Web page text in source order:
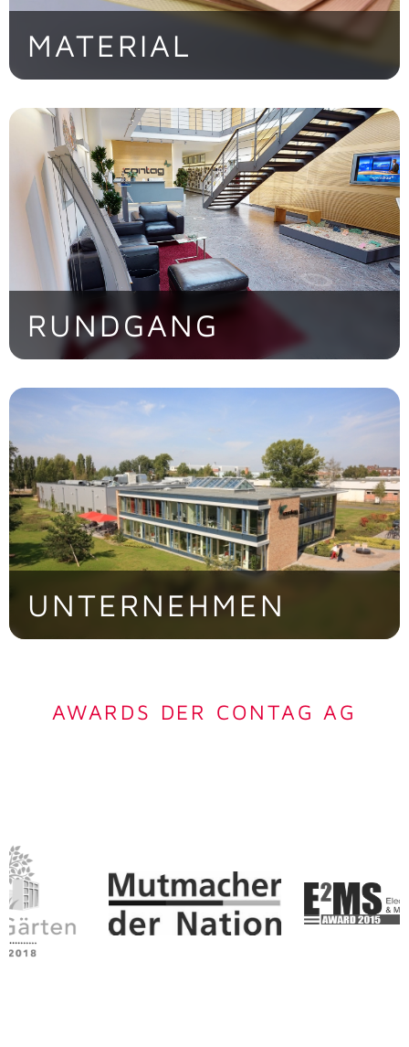
MATERIAL
Von Standard-FR4 bis zu High-End-
Substraten für extreme Anforderungen
> Jetzt entdecken!
RUNDGANG
Entdecken Sie die CONTAG AG im
virtuellen Rundgang
> Jetzt besichtigen!
UNTERNEHMEN
Die familiengeführte CONTAG AG ist eine
AWARDS DER CONTAG AG